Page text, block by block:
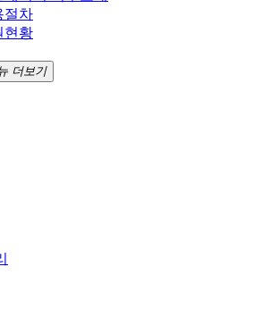
절차
현황
더보기